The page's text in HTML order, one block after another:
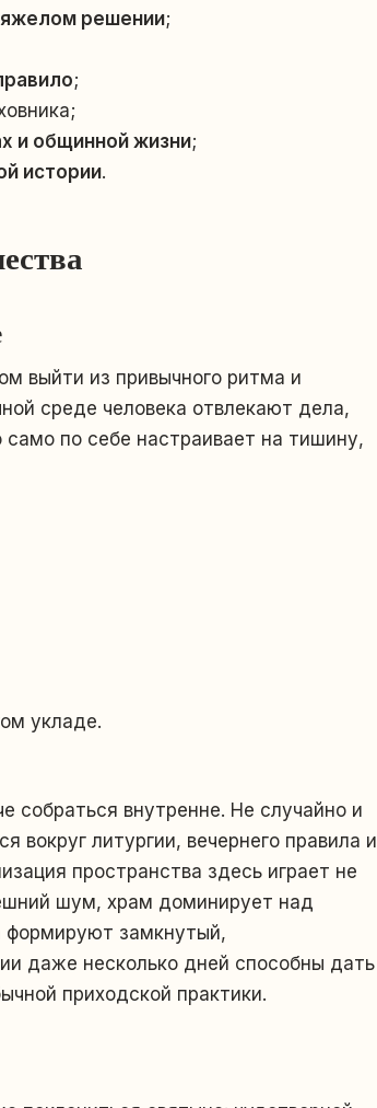
решении;
;
и общинной жизни;
истории.
выйти из привычного ритма и
среде человека отвлекают дела,
по себе настраивает на тишину,
укладе.
собраться внутренне. Не случайно и
вокруг литургии, вечернего правила и
пространства здесь играет не
шум, храм доминирует над
формируют замкнутый,
даже несколько дней способны дать
приходской практики.